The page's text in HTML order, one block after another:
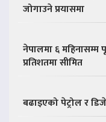
जोगाउने प्रयासमा
नेपालमा ६ महिनासम्म
प्रतिशतमा सीमित
बढाइएको पेट्रोल र